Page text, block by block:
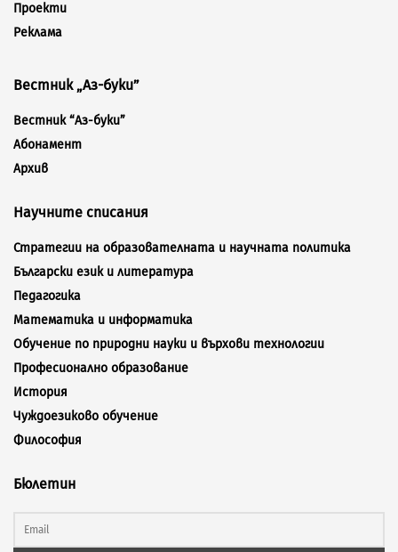
Проекти
Реклама
Вестник „Аз-буки”
Вестник “Аз-буки”
Абонамент
Архив
Научните списания
Стратегии на образователната и научната политика
Български език и литература
Педагогика
Математика и информатика
Обучение по природни науки и върхови технологии
Професионално образование
История
Чуждоезиково обучение
Философия
Бюлетин